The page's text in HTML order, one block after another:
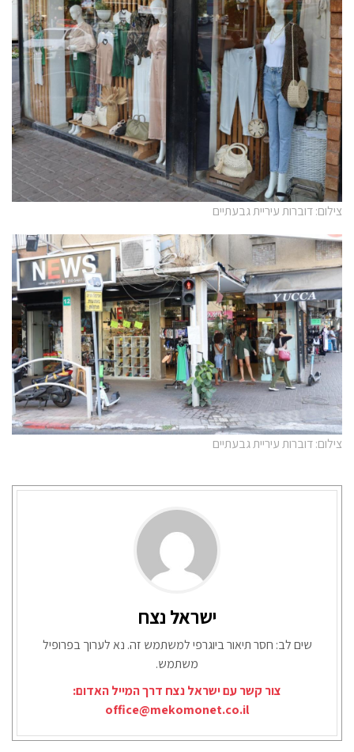
צילום: דוברות עיריית גבעתיים
צילום: דוברות עיריית גבעתיים
ישראל נצח
שים לב: חסר תיאור ביוגרפי למשתמש זה. נא לערוך בפרופיל
משתמש.
צור קשר עם ישראל נצח דרך המייל האדום:
office@mekomonet.co.il